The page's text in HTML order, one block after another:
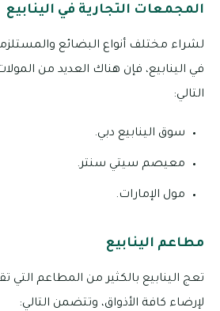
المجمعات التجارية في الينابيع
لشراء مختلف أنواع البضائع
في الينابيع، فإن هناك العديد من
التالي:
سوق الينابيع دبي.
معيصم سيتي سنتر.
مول الإمارات.
مطاعم الينابيع
تعج الينابيع بالكثير من المطاعم التي
لإرضاء كافة الأذواق، وتتضمن التالي: